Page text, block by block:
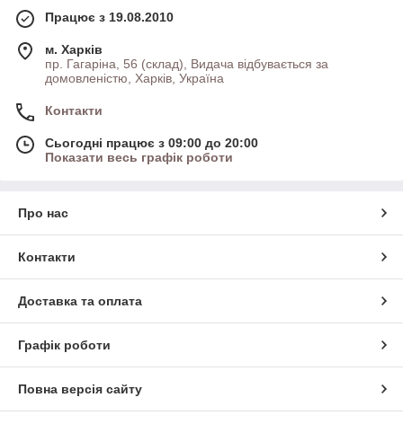
Працює з 19.08.2010
м. Харків
пр. Гагаріна, 56 (склад), Видача відбувається за
домовленістю, Харків, Україна
Контакти
Сьогодні працює з 09:00 до 20:00
Показати весь графік роботи
Про нас
Контакти
Доставка та оплата
Графік роботи
Повна версія сайту